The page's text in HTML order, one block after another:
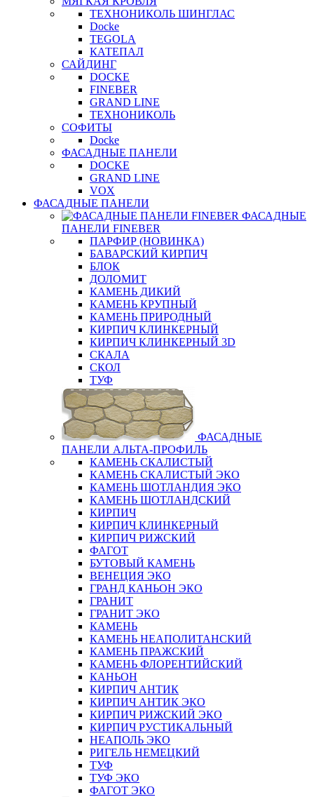
ТЕХНОНИКОЛЬ ШИНГЛАС
Docke
TEGOLA
КАТЕПАЛ
САЙДИНГ
DOCKE
FINEBER
GRAND LINE
ТЕХНОНИКОЛЬ
СОФИТЫ
Docke
ФАСАДНЫЕ ПАНЕЛИ
DOCKE
GRAND LINE
VOX
ФАСАДНЫЕ ПАНЕЛИ
ФАСАДНЫЕ
ПАНЕЛИ FINEBER
ПАРФИР (НОВИНКА)
БАВАРСКИЙ КИРПИЧ
БЛОК
ДОЛОМИТ
КАМЕНЬ ДИКИЙ
КАМЕНЬ КРУПНЫЙ
КАМЕНЬ ПРИРОДНЫЙ
КИРПИЧ КЛИНКЕРНЫЙ
КИРПИЧ КЛИНКЕРНЫЙ 3D
СКАЛА
СКОЛ
ТУФ
ФАСАДНЫЕ
ПАНЕЛИ АЛЬТА-ПРОФИЛЬ
КАМЕНЬ СКАЛИСТЫЙ
КАМЕНЬ СКАЛИСТЫЙ ЭКО
КАМЕНЬ ШОТЛАНДИЯ ЭКО
КАМЕНЬ ШОТЛАНДСКИЙ
КИРПИЧ
КИРПИЧ КЛИНКЕРНЫЙ
КИРПИЧ РИЖСКИЙ
ФАГОТ
БУТОВЫЙ КАМЕНЬ
ВЕНЕЦИЯ ЭКО
ГРАНД КАНЬОН ЭКО
ГРАНИТ
ГРАНИТ ЭКО
КАМЕНЬ
КАМЕНЬ НЕАПОЛИТАНСКИЙ
КАМЕНЬ ПРАЖСКИЙ
КАМЕНЬ ФЛОРЕНТИЙСКИЙ
КАНЬОН
КИРПИЧ АНТИК
КИРПИЧ АНТИК ЭКО
КИРПИЧ РИЖСКИЙ ЭКО
КИРПИЧ РУСТИКАЛЬНЫЙ
НЕАПОЛЬ ЭКО
РИГЕЛЬ НЕМЕЦКИЙ
ТУФ
ТУФ ЭКО
ФАГОТ ЭКО